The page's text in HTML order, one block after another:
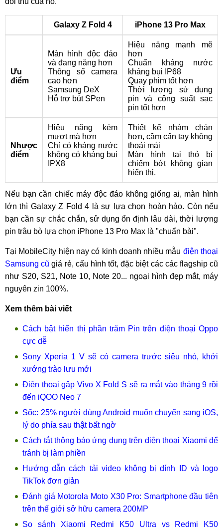
Galaxy Z Fold 4 iPhone 13 Pro Max
Ưu
điểm
Màn hình độc đáo
và đang năng hơn
Thông số camera
cao hơn
Samsung DeX
Hỗ trợ bút SPen
Hiệu năng mạnh mẽ
hơn
Chuẩn kháng nước
kháng bụi IP68
Quay phim tốt hơn
Thời lượng sử dụng
pin và công suất sạc
pin tốt hơn
Nhược
điểm
Hiệu năng kém
mượt mà hơn
Chỉ có kháng nước
không có kháng bụi
IPX8
Thiết kế nhàm chán
hơn, cầm cấn tay không
thoải mái
Màn hình tai thỏ bị
chiếm bớt không gian
hiển thị.
Nếu bạn cần chiếc máy độc đáo không giống ai, màn hình
lớn thì Galaxy Z Fold 4 là sự lựa chọn hoàn hảo. Còn nếu
bạn cần sự chắc chắn, sử dụng ổn định lâu dài, thời lượng
pin trâu bò lựa chọn iPhone 13 Pro Max là "chuẩn bài".
Tại MobileCity hiện nay có kinh doanh nhiều mẫu điện thoại
Samsung cũ giá rẻ, cấu hình tốt, đặc biệt các các flagship cũ
như S20, S21, Note 10, Note 20... ngoại hình đẹp mắt, máy
nguyên zin 100%.
Xem thêm bài viết
Cách bật hiển thị phần trăm Pin trên điện thoại Oppo
cực dễ
Sony Xperia 1 V sẽ có camera trước siêu nhỏ, khởi
xướng trào lưu mới
Điện thoại gập Vivo X Fold S sẽ ra mắt vào tháng 9 rồi
đến iQOO Neo 7
Sốc: 25% người dùng Android muốn chuyển sang iOS,
lý do phía sau thật bất ngờ
Cách tắt thông báo ứng dụng trên điện thoại Xiaomi để
tránh bị làm phiền
Hướng dẫn cách tải video không bị dính ID và logo
TikTok đơn giản
Đánh giá Motorola Moto X30 Pro: Smartphone đầu tiên
trên thế giới sở hữu camera 200MP
So sánh Xiaomi Redmi K50 Ultra vs Redmi K50